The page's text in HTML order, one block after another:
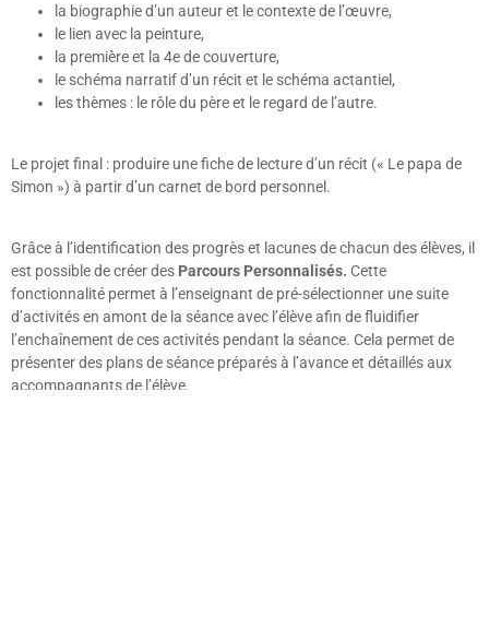
la biographie d’un auteur et le contexte de l’œuvre,
le lien avec la peinture,
la première et la 4e de couverture,
le schéma narratif d’un récit et le schéma actantiel,
les thèmes : le rôle du père et le regard de l’autre.
Le projet final : produire une fiche de lecture d’un récit (« Le papa de
Simon ») à partir d’un carnet de bord personnel.
Grâce à l’identification des progrès et lacunes de chacun des élèves, il
est possible de créer des Parcours Personnalisés. Cette
fonctionnalité permet à l’enseignant de pré-sélectionner une suite
d’activités en amont de la séance avec l’élève afin de fluidifier
l’enchaînement de ces activités pendant la séance. Cela permet de
présenter des plans de séance préparés à l’avance et détaillés aux
accompagnants de l’élève.